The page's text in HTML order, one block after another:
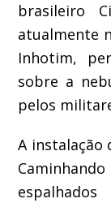
brasileiro
atualmente
Inhotim,
sobre a
pelos
A instalação